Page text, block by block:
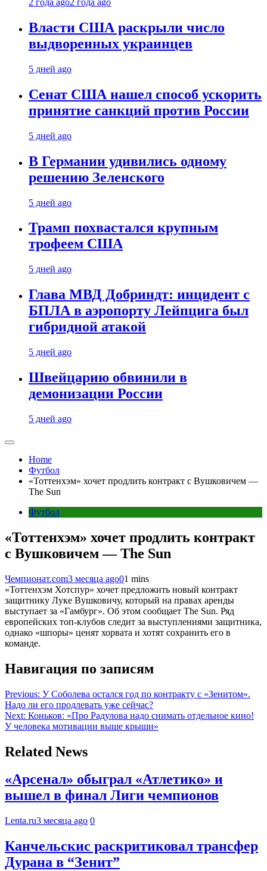
2 года ago2 года ago
Власти США раскрыли число
выдворенных украинцев
5 дней ago
Сенат США нашел способ ускорить
принятие санкций против России
5 дней ago
В Германии удивились одному
решению Зеленского
5 дней ago
Трамп похвастался крупным
трофеем США
5 дней ago
Глава МВД Добриндт: инцидент с
БПЛА в аэропорту Лейпцига был
гибридной атакой
5 дней ago
Швейцарию обвинили в
демонизации России
5 дней ago
Home
Футбол
«Тоттенхэм» хочет продлить контракт с Вушковичем —
The Sun
Футбол
«Тоттенхэм» хочет продлить контракт
с Вушковичем — The Sun
Чемпионат.com3 месяца ago01 mins
«Тоттенхэм Хотспур» хочет предложить новый контракт
защитнику Луке Вушковичу, который на правах аренды
выступает за «Гамбург». Об этом сообщает The Sun. Ряд
европейских топ-клубов следит за выступлениями защитника,
однако «шпоры» ценят хорвата и хотят сохранить его в
команде.
Навигация по записям
Previous: У Соболева остался год по контракту с «Зенитом».
Надо ли его продлевать уже сейчас?
Next: Коньков: «Про Радулова надо снимать отдельное кино!
У человека мотивации выше крыши»
Related News
«Арсенал» обыграл «Атлетико» и
вышел в финал Лиги чемпионов
Lenta.ru3 месяца ago 0
Канчельскис раскритиковал трансфер
Дурана в “Зенит”